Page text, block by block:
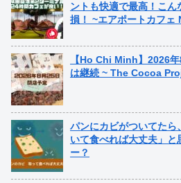
ントも快適で最高！こ
損！ ~エアポートカフェ
【Ho Chi Minh】2026
は継続 ~ The Cocoa
パンにカビがついてた
いて食べれば大丈夫」
ー？